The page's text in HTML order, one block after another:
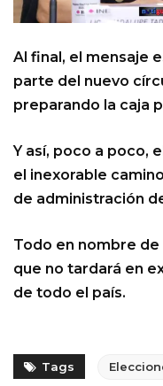
Al final, el mensaje
parte del nuevo
preparando la caja
Y así, poco a poco,
el inexorable
de administración
Todo en nombre
que no tardará en
de todo el país.
Tags